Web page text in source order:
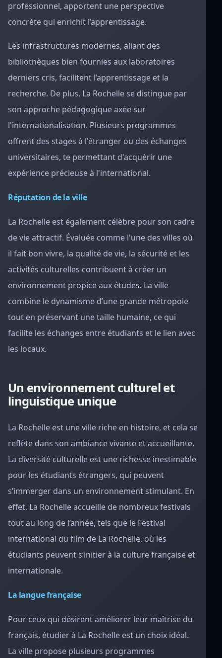
professionnel, apportent une perspective
concrète qui enrichit l’apprentissage.
Les infrastructures modernes, allant des
bibliothèques bien fournies aux laboratoires
derniers cris, facilitent l’apprentissage et la
recherche. De plus, La Rochelle se distingue par
son approche pédagogique axée sur
l'internationalisation. Plusieurs programmes
offrent des stages à l'étranger ou des échanges
universitaires, te permettant d'acquérir une
expérience précieuse à l'international.
Réputation de la ville
La Rochelle est également célèbre pour son cadre
de vie attractif. Évaluée comme l'une des villes où
il fait bon vivre, la qualité de vie, la sécurité et les
activités culturelles contribuent à créer un
environnement propice aux études. La ville
combine le dynamisme d’une grande métropole
tout en préservant une taille humaine, ce qui
facilite les échanges entre étudiants et le lien avec
les locaux.
Un environnement culturel et
linguistique unique
La Rochelle est une ville riche en histoire, et cela se
reflète dans son ambiance vivante et accueillante.
La diversité culturelle est une richesse inestimable
pour les étudiants étrangers, qui peuvent
s’immerger dans un environnement stimulant. En
effet, La Rochelle accueille de nombreux festivals
tout au long de l’année, tels que le Festival
international du film de La Rochelle, où les
étudiants peuvent s’initier à la culture française et
internationale.
La langue française
Pour ceux qui désirent améliorer leur maîtrise du
français, étudier à La Rochelle est un choix idéal.
La ville propose plusieurs programmes